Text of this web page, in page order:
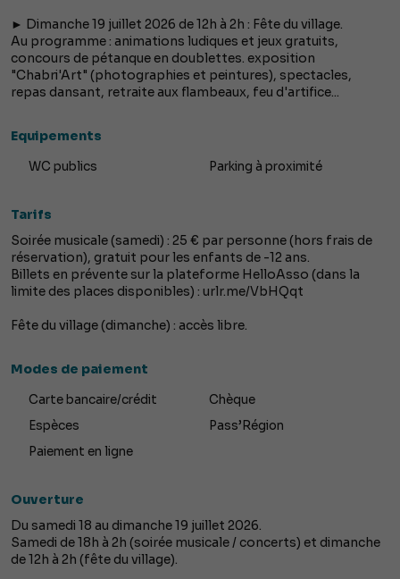
► Dimanche 19 juillet 2026 de 12h à 2h : Fête du village.
Au programme : animations ludiques et jeux gratuits,
concours de pétanque en doublettes. exposition
"Chabri'Art" (photographies et peintures), spectacles,
repas dansant, retraite aux flambeaux, feu d'artifice...
Equipements
WC publics Parking à proximité
Tarifs
Soirée musicale (samedi) : 25 € par personne (hors frais de
réservation), gratuit pour les enfants de -12 ans.
Billets en prévente sur la plateforme HelloAsso (dans la
limite des places disponibles) : urlr.me/VbHQqt
Fête du village (dimanche) : accès libre.
Modes de paiement
Carte bancaire/crédit
Chèque
Espèces
Pass’Région
Paiement en ligne
Ouverture
Du samedi 18 au dimanche 19 juillet 2026.
Samedi de 18h à 2h (soirée musicale / concerts) et dimanche
de 12h à 2h (fête du village).